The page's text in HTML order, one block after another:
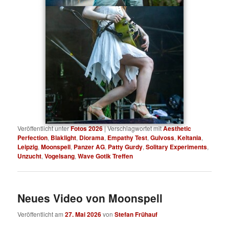
Veröffentlicht unterFotos 2026|Verschlagwortet mitAesthetic
Perfection, Blaklight, Diorama, Empathy Test,Gulvoss,Keltania,
Leipzig,Moonspell, Panzer AG, Patty Gurdy,Solitary Experiments,
Unzucht,Vogelsang,Wave Gotik Treffen
Neues Video von Moonspell
Veröffentlicht am27. Mai 2026vonStefan Frühauf